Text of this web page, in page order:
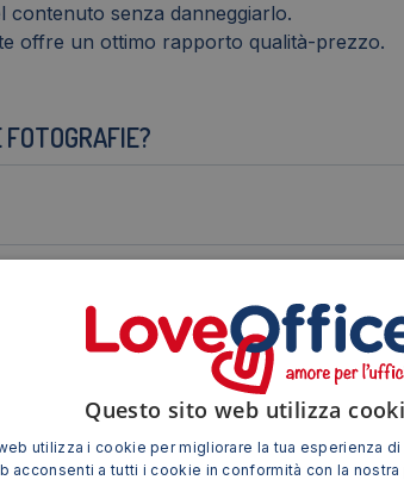
contenuto senza danneggiarlo.
offre un ottimo rapporto qualità-prezzo.
Questo sito web utilizza
utilizza i cookie per migliorare la tua esperienza
acconsenti a tutti i cookie in conformità con la